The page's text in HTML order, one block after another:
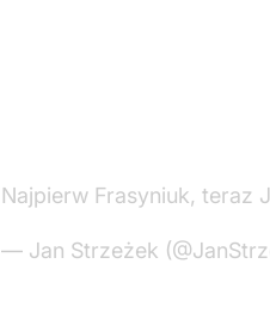
Najpierw Frasyniuk, teraz
— Jan Strzeżek